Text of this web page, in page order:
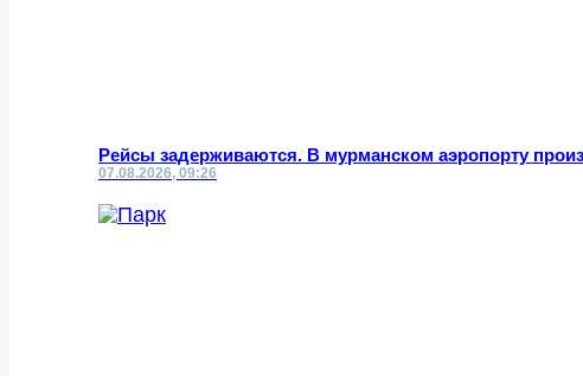
Рейсы задерживаются. В мурманском аэропорту
07.08.2026, 09:26